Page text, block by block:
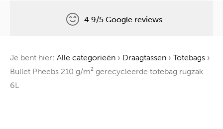
Één boom voor elke bestelling
4.9/5 Google reviews
Je bent hier: Alle categorieën › Draagtassen › Totebags ›
Bullet Pheebs 210 g/m² gerecycleerde totebag rugzak
6L